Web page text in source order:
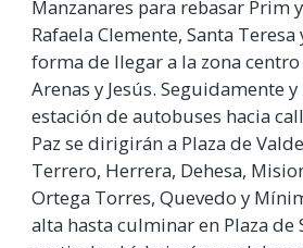
Manzanares para rebasar Prim
Rafaela Clemente, Santa
forma de llegar a la zona
Arenas y Jesús. Seguidamente
estación de autobuses hacia
Paz se dirigirán a Plaza de
Terrero, Herrera, Dehesa,
Ortega Torres, Quevedo y
alta hasta culminar en Plaza de